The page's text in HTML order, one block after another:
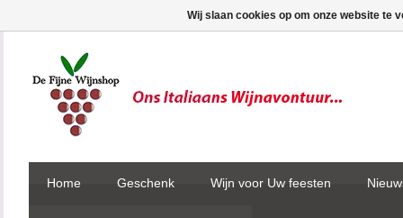
Home Geschenk Wijn voor Uw feesten
Wij slaan cookies op om onze website te